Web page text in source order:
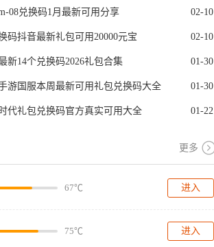
08兑换码1月最新可用分享 02-10
码抖音最新礼包可用20000元宝 02-10
新14个兑换码2026礼包合集 01-30
游国服本周最新可用礼包兑换码大全 01-30
代礼包兑换码官方真实可用大全 01-22
更多
67℃ 进入
75℃ 进入